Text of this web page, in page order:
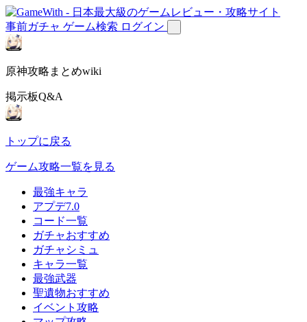
事前ガチャ ゲーム検索 ログイン
原神攻略まとめwiki
掲示板Q&A
トップに戻る
ゲーム攻略一覧を見る
最強キャラ
アプデ7.0
コード一覧
ガチャおすすめ
ガチャシミュ
キャラ一覧
最強武器
聖遺物おすすめ
イベント攻略